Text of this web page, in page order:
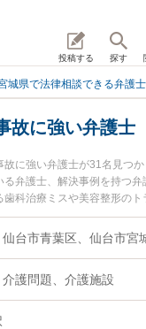
投稿する 探す
城県で法律相談できる弁護士
故に強い弁護士
に強い弁護士が31名見つ
弁護士、解決事例を持つ
科治療ミスや美容整形の
込み検索もでき便利です。
典弁護士や弁護士法人プロ
すぐに弁護士に相談したい』
護士を検索したい』『初回
護士に相談予約したい』など
介護問題、介護施設